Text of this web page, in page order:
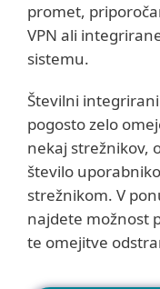
promet,
VPN ali
sistemu.
Številni
pogosto zelo
nekaj strežnikov,
število
strežnikom. V
najdete možnost
te omejitve